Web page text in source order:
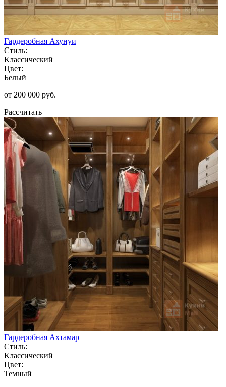
Гардеробная Ахунуи
Стиль:
Классический
Цвет:
Белый
от 200 000 руб.
Рассчитать
Гардеробная Ахтамар
Стиль:
Классический
Цвет:
Темный